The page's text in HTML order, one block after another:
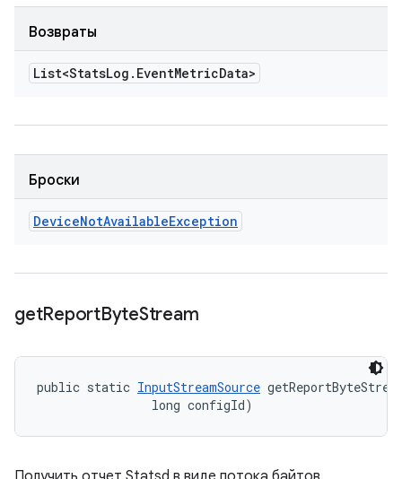
Возвраты
List<StatsLog . EventMetricData>
Броски
DeviceNotAvailableException
getReportByteStream
public static InputStreamSource
                long configId)